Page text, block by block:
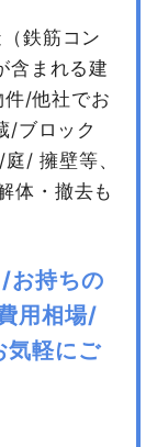
鉄筋コン
含まれる建
/他社でお
/ブロック
庭/ 擁壁等、
体・撤去も
お持ちの
用相場/
気軽にご